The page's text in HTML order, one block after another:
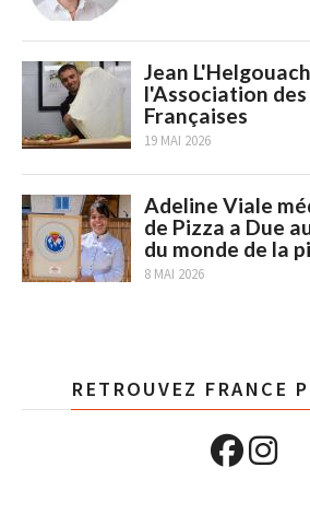
Jean
l'Association
Françaises
19 MAI 2026
Adeline Viale
de Pizza a Due
du monde de la
8 MAI 2026
RETROUVEZ FRANCE